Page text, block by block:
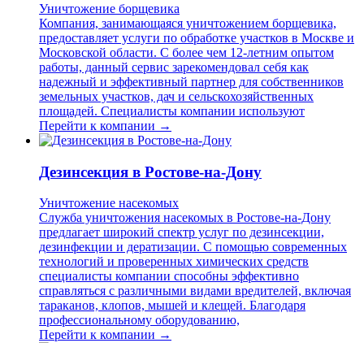
Уничтожение борщевика
Компания, занимающаяся уничтожением борщевика,
предоставляет услуги по обработке участков в Москве и
Московской области. С более чем 12-летним опытом
работы, данный сервис зарекомендовал себя как
надежный и эффективный партнер для собственников
земельных участков, дач и сельскохозяйственных
площадей. Специалисты компании используют
Перейти к компании →
Дезинсекция в Ростове-на-Дону
Уничтожение насекомых
Служба уничтожения насекомых в Ростове-на-Дону
предлагает широкий спектр услуг по дезинсекции,
дезинфекции и дератизации. С помощью современных
технологий и проверенных химических средств
специалисты компании способны эффективно
справляться с различными видами вредителей, включая
тараканов, клопов, мышей и клещей. Благодаря
профессиональному оборудованию,
Перейти к компании →